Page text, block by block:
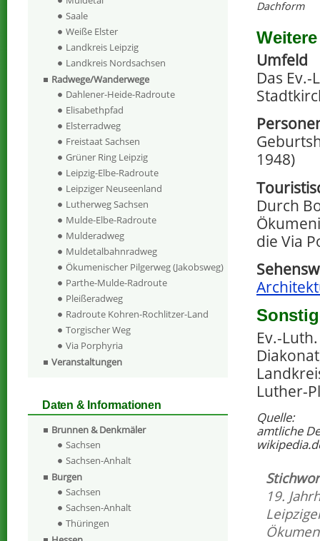
Dachform
Umfeld
Das
1948)
Durch
die Via
Ev.-
Luther-
Quelle:
amtliche
19.
Saale
Weiße Elster
Landkreis Leipzig
Landkreis Nordsachsen
Radwege/Wanderwege
Dahlener-Heide-Radroute
Elisabethpfad
Elsterradweg
Freistaat Sachsen
Grüner Ring Leipzig
Leipzig-Elbe-Radroute
Leipziger Neuseenland
Lutherweg Sachsen
Mulde-Elbe-Radroute
Mulderadweg
Muldetalbahnradweg
Ökumenischer Pilgerweg (Jakobsweg)
Parthe-Mulde-Radroute
Pleißeradweg
Radroute Kohren-Rochlitzer-Land
Torgischer Weg
Via Porphyria
Veranstaltungen
Daten & Informationen
Brunnen & Denkmäler
Sachsen
Sachsen-Anhalt
Burgen
Sachsen
Sachsen-Anhalt
Thüringen